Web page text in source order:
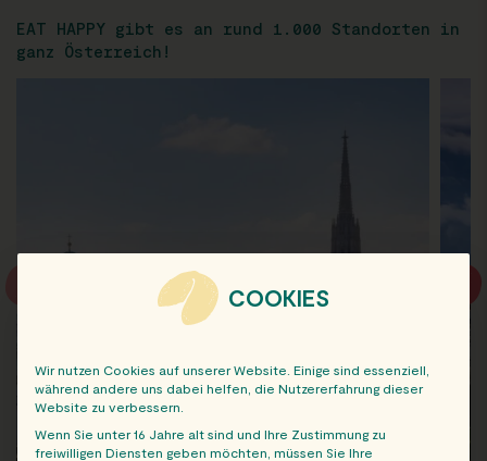
EAT HAPPY gibt es an rund 1.000 Standorten in
ganz Österreich!
COOKIES
Wir nutzen Cookies auf unserer Website. Einige sind essenziell,
während andere uns dabei helfen, die Nutzererfahrung dieser
Website zu verbessern.
Wenn Sie unter 16 Jahre alt sind und Ihre Zustimmung zu
freiwilligen Diensten geben möchten, müssen Sie Ihre